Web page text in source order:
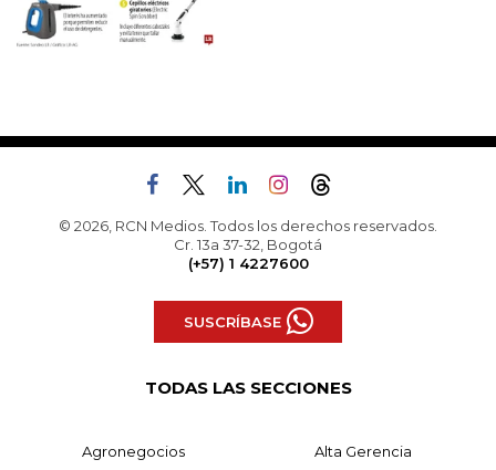
© 2026, RCN Medios. Todos los derechos reservados.
Cr. 13a 37-32, Bogotá
(+57) 1 4227600
SUSCRÍBASE
TODAS LAS SECCIONES
Agronegocios Alta Gerencia